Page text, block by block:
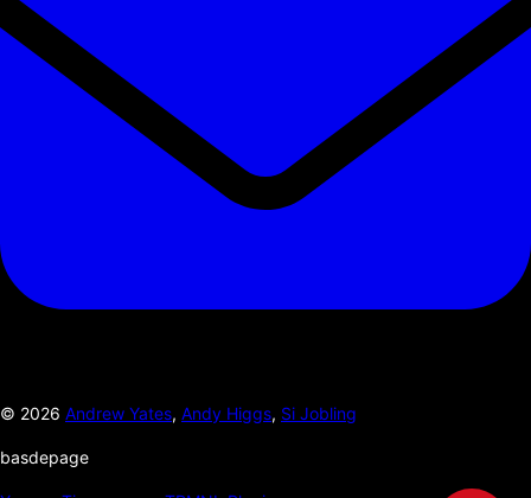
© 2026 Andrew Yates, Andy Higgs, Si Jobling
basdepage